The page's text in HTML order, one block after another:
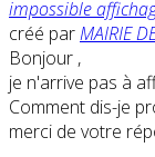
impossible
créé parMAIRIE
Bonjour ,
je n'arrive pas à
Comment dis-je
merci de votre